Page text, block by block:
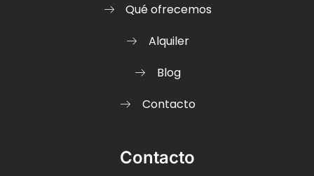
Qué ofrecemos
Alquiler
Blog
Contacto
Contacto